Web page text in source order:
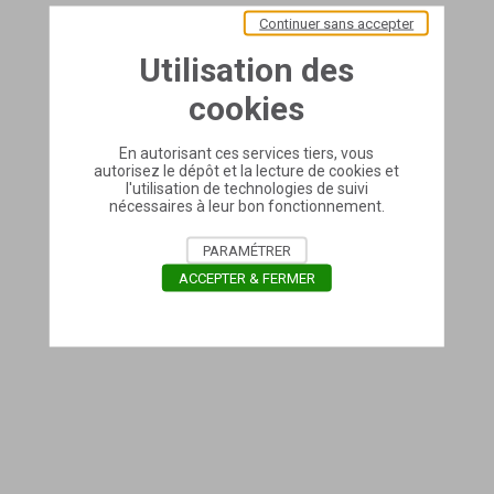
Utilisation des
cookies
En autorisant ces services tiers, vous
autorisez le dépôt et la lecture de cookies et
l'utilisation de technologies de suivi
nécessaires à leur bon fonctionnement.
Continuer sans accepter
PARAMÉTRER
ACCEPTER & FERMER